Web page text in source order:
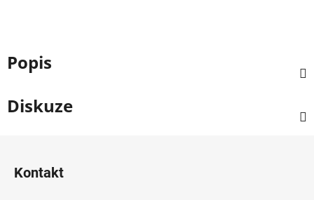
Popis
Diskuze
Kontakt